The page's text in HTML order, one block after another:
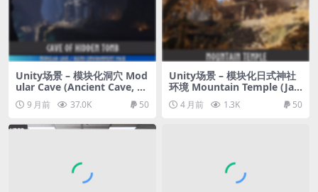
Unity场景 – 模块化洞穴 Mod
ular Cave (Ancient Cave, A
ncient Ruins, Mayan Ruins,
Cavern)
9 月前 37.0K 50
Unity场景 – 模块化日式神社
环境 Mountain Temple (Jap
anese Temple, Ancient Tem
ple, Temple Shrine, Feudal
Japan)
4 月前 1.3K 50